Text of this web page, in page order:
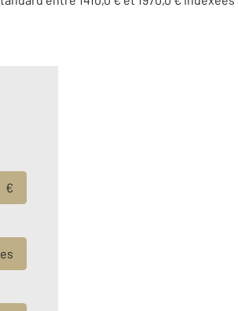
€